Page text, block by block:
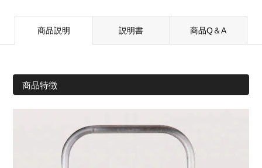
商品説明 説明書 商品Q＆A
商品特徴